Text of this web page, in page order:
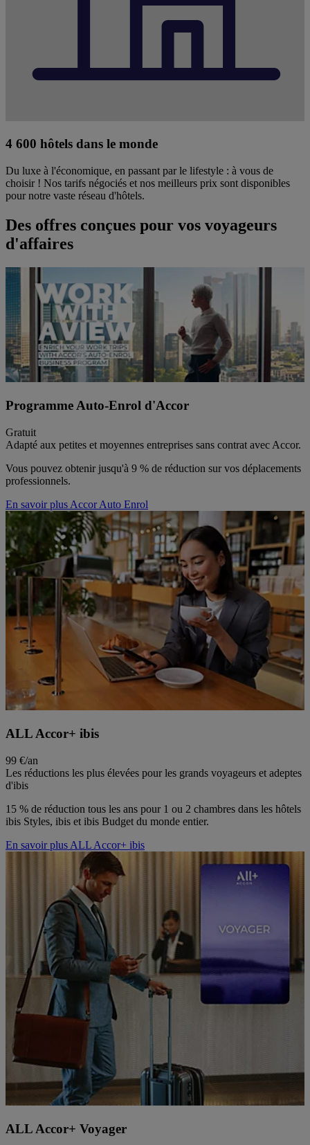
4 600 hôtels dans le monde
Du luxe à l'économique, en passant par le lifestyle : à vous de
choisir ! Nos tarifs négociés et nos meilleurs prix sont disponibles
pour notre vaste réseau d'hôtels.
Des offres conçues pour vos voyageurs
d'affaires
Programme Auto-Enrol d'Accor
Gratuit
Adapté aux petites et moyennes entreprises sans contrat avec Accor.
Vous pouvez obtenir jusqu'à 9 % de réduction sur vos déplacements
professionnels.
En savoir plus Accor Auto Enrol
ALL Accor+ ibis
99 €/an
Les réductions les plus élevées pour les grands voyageurs et adeptes
d'ibis
15 % de réduction tous les ans pour 1 ou 2 chambres dans les hôtels
ibis Styles, ibis et ibis Budget du monde entier.
En savoir plus ALL Accor+ ibis
ALL Accor+ Voyager